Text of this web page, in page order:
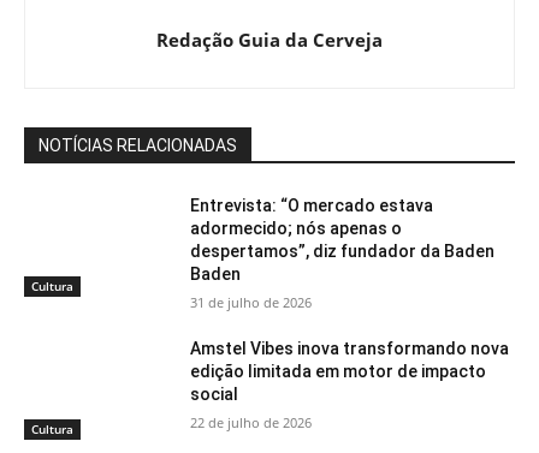
Redação Guia da Cerveja
NOTÍCIAS RELACIONADAS
Cultura
Entrevista: “O mercado estava
adormecido; nós apenas o
despertamos”, diz fundador da Baden
Baden
31 de julho de 2026
Cultura
Amstel Vibes inova transformando nova
edição limitada em motor de impacto
social
22 de julho de 2026